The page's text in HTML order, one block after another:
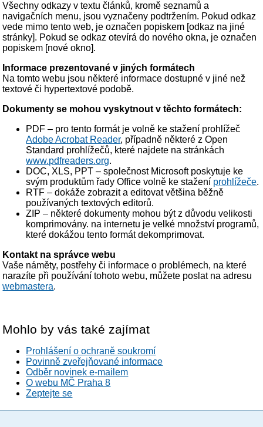
Všechny odkazy v textu článků, kromě seznamů a
navigačních menu, jsou vyznačeny podtržením. Pokud odkaz
vede mimo tento web, je označen popiskem [odkaz na jiné
stránky]. Pokud se odkaz otevírá do nového okna, je označen
popiskem [nové okno].
Informace prezentované v jiných formátech
Na tomto webu jsou některé informace dostupné v jiné než
textové či hypertextové podobě.
Dokumenty se mohou vyskytnout v těchto formátech:
PDF – pro tento formát je volně ke stažení prohlížeč
Adobe Acrobat Reader, případně některé z Open
Standard prohlížečů, které najdete na stránkách
www.pdfreaders.org.
DOC, XLS, PPT – společnost Microsoft poskytuje ke
svým produktům řady Office volně ke stažení prohlížeče.
RTF – dokáže zobrazit a editovat většina běžně
používaných textových editorů.
ZIP – některé dokumenty mohou být z důvodu velikosti
komprimovány. na internetu je velké množství programů,
které dokážou tento formát dekomprimovat.
Kontakt na správce webu
Vaše náměty, postřehy či informace o problémech, na které
narazíte při používání tohoto webu, můžete poslat na adresu
webmastera.
Mohlo by vás také zajímat
Prohlášení o ochraně soukromí
Povinně zveřejňované informace
Odběr novinek e-mailem
O webu MČ Praha 8
Zeptejte se